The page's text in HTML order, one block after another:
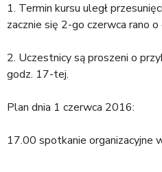
1. Termin kursu uległ
zacznie się 2-go czerwca rano
2. Uczestnicy są proszeni o
godz. 17-tej.
Plan dnia 1 czerwca 2016:
17.00 spotkanie organizacyjne